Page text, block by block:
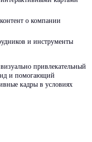
картами
о компании
и инструменты
привлекательный
и помогающий
кадры в условиях